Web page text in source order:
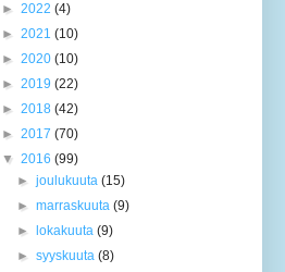
► 2022 (4)
► 2021 (10)
► 2020 (10)
► 2019 (22)
► 2018 (42)
► 2017 (70)
▼ 2016 (99)
►joulukuuta(15)
►marraskuuta(9)
►
lokakuuta(9)
►syyskuuta(8)